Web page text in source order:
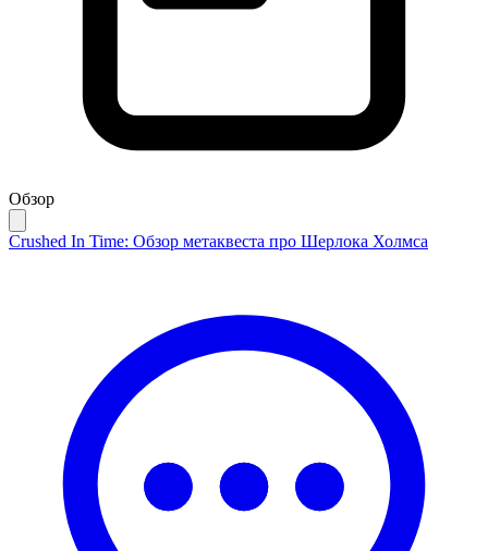
Обзор
Crushed In Time: Обзор метаквеста про Шерлока Холмса